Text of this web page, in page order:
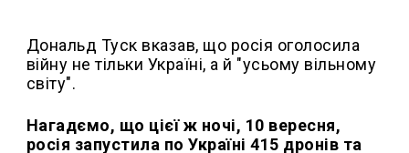
Дональд Туск вказав, що росія оголосила
війну не тільки Україні, а й "усьому вільному
світу".
Нагадємо, що цієї ж ночі, 10 вересня,
росія запустила по Україні 415 дронів та